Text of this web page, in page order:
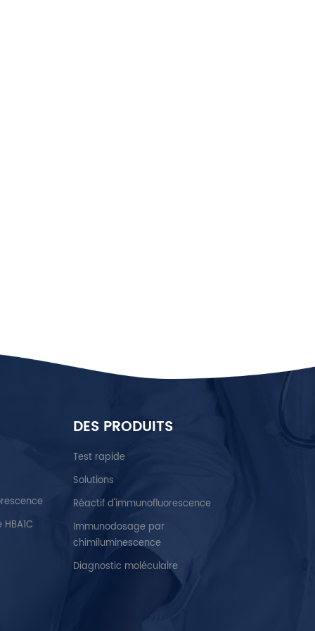
DES PRODUITS
Test rapide
Solutions
Réactif d'immunofluorescence
Immunodosage par
chimiluminescence
Diagnostic moléculaire